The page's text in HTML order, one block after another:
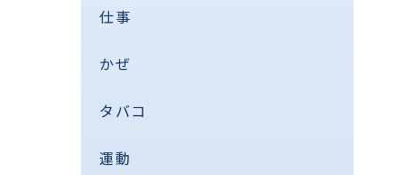
仕事
かぜ
タバコ
運動